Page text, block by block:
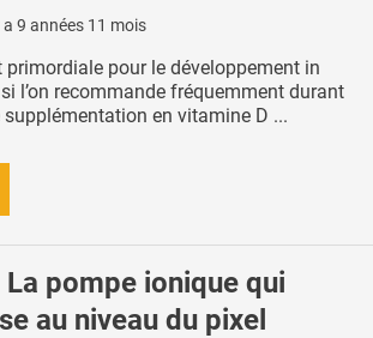
a 9 années 11 mois
primordiale pour le développement in
l’on recommande fréquemment durant
supplémentation en vitamine D ...
La pompe ionique qui
au niveau du pixel